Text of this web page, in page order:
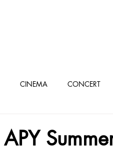
CINEMA CONCERT
APY